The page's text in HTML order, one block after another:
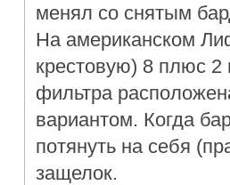
менял со снятым
На американском
крестовую) 8 плюс 2
фильтра
вариантом. Когда
потянуть на себя
защелок.